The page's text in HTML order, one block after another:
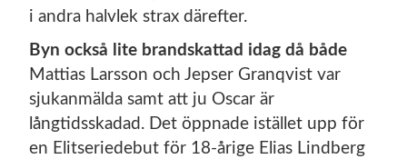
i andra halvlek strax därefter.
Byn också lite brandskattad idag då både
Mattias Larsson och Jepser Granqvist var
sjukanmälda samt att ju Oscar är
långtidsskadad. Det öppnade istället upp för
en Elitseriedebut för 18-årige Elias Lindberg